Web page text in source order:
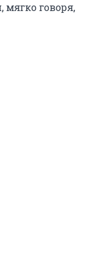
мягко говоря,